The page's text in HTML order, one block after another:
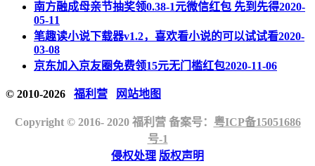
南方融成母亲节抽奖领0.38-1元微信红包 先到先得2020-
05-11
笔趣读小说下载器v1.2，喜欢看小说的可以试试看2020-
03-08
京东加入京友圈免费领15元无门槛红包2020-11-06
© 2010-2026 福利营 网站地图
Copyright © 2016- 2020 福利营 备案号： 粤ICP备15051686
号-1
侵权处理 版权声明